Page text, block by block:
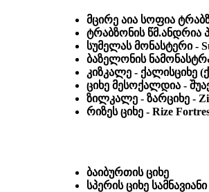
მცირე აია სოფია
ტრაბზონის წმ.ანდრია
სუმელას მონასტერი -
ბაზელონის
კიზკალე - ქალისციხე
ციხე მესოქალდია -
ზილკალე - ზარციხე -
რიზეს ციხე - Rize
ბაიბურთის ციხე
სპერის ციხე